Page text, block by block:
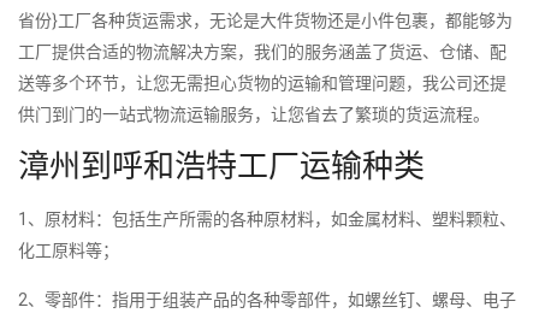
省份}工厂各种货运需求，无论是大件货物还是小件包裹，都能够为
工厂提供合适的物流解决方案，我们的服务涵盖了货运、仓储、配
送等多个环节，让您无需担心货物的运输和管理问题，我公司还提
供门到门的一站式物流运输服务，让您省去了繁琐的货运流程。
漳州到呼和浩特工厂运输种类
1、原材料：包括生产所需的各种原材料，如金属材料、塑料颗粒、
化工原料等；
2、零部件：指用于组装产品的各种零部件，如螺丝钉、螺母、电子